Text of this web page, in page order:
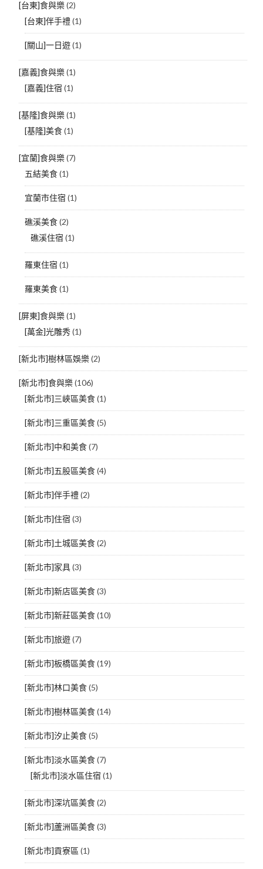
[台東]食與樂(2)
[台東]伴手禮(1)
[關山]一日遊(1)
[嘉義]食與樂(1)
[嘉義]住宿 (1)
[基隆]食與樂(1)
[基隆]美食(1)
[宜蘭]食與樂(7)
五結美食(1)
宜蘭市住宿 (1)
礁溪美食(2)
礁溪住宿 (1)
羅東住宿 (1)
羅東美食(1)
[屏東]食與樂(1)
[萬金]光雕秀(1)
[新北市]樹林區娛樂(2)
[新北市]食與樂(106)
[新北市]三峽區美食(1)
[新北市]三重區美食(5)
[新北市]中和美食(7)
[新北市]五股區美食(4)
[新北市]伴手禮(2)
[新北市]住宿 (3)
[新北市]土城區美食(2)
[新北市]家具(3)
[新北市]新店區美食(3)
[新北市]新莊區美食(10)
[新北市]旅遊(7)
[新北市]板橋區美食(19)
[新北市]林口美食(5)
[新北市]樹林區美食(14)
[新北市]汐止美食(5)
[新北市]淡水區美食(7)
[新北市]淡水區住宿 (1)
[新北市]深坑區美食(2)
[新北市]蘆洲區美食(3)
[新北市]貢寮區 (1)